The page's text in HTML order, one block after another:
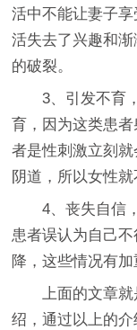
活中不能让妻子
活失去了兴趣和
的破裂。
3、引发不育
育，因为这类患
者是性刺激立刻
阴道，所以女性
4、丧失自信
患者误认为自己
降，这些情况有
上面的文章就
绍，通过以上的